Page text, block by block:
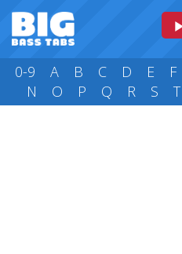
0-9 A B C D E F
N
O P Q R S T